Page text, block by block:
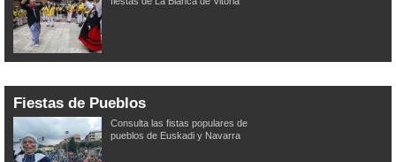
Fiestas de Pueblos
Consulta las fistas populares de
pueblos de Euskadi y Navarra